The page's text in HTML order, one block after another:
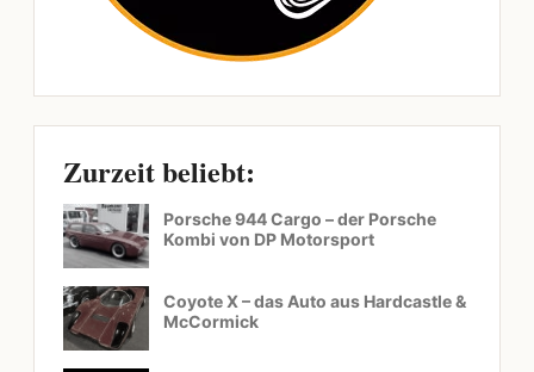
Zurzeit beliebt:
Porsche 944 Cargo – der Porsche
Kombi von DP Motorsport
Coyote X – das Auto aus Hardcastle &
McCormick